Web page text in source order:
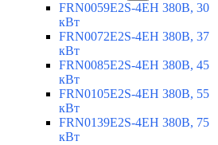
FRN0059E2S-4EH 380В, 30
кВт
FRN0072E2S-4EH 380В, 37
кВт
FRN0085E2S-4EH 380В, 45
кВт
FRN0105E2S-4EH 380В, 55
кВт
FRN0139E2S-4EH 380В, 75
кВт